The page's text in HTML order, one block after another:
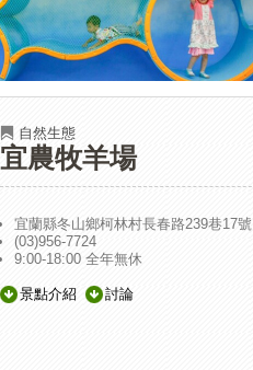
自然生態
宜農牧羊場
宜蘭縣冬山鄉柯林村長春路239巷17號
(03)956-7724
9:00-18:00 全年無休
景點介紹 討論